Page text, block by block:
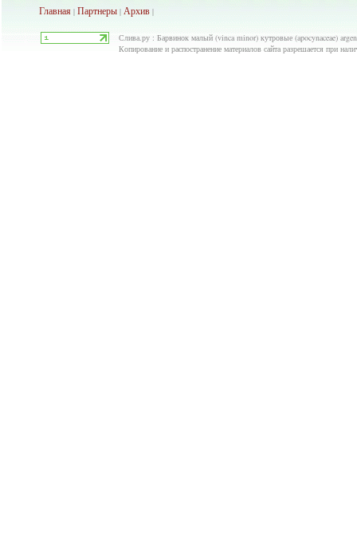
Главная| Партнеры| Архив|
Слива.ру : Барвинок малый (vinca minor) кутровые (apocynaceae)
Копирование и распостранение материалов сайта разрешается при